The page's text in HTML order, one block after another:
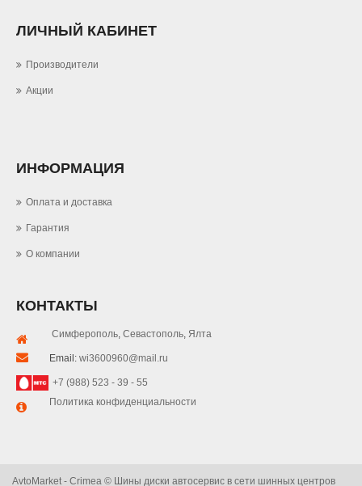
ЛИЧНЫЙ КАБИНЕТ
Производители
Акции
ИНФОРМАЦИЯ
Оплата и доставка
Гарантия
О компании
КОНТАКТЫ
Симферополь, Севастополь, Ялта
Email: wi3600960@mail.ru
+7 (988) 523 - 39 - 55
Политика конфиденциальности
AvtoMarket - Crimea © Шины диски автосервис в сети шинных центров